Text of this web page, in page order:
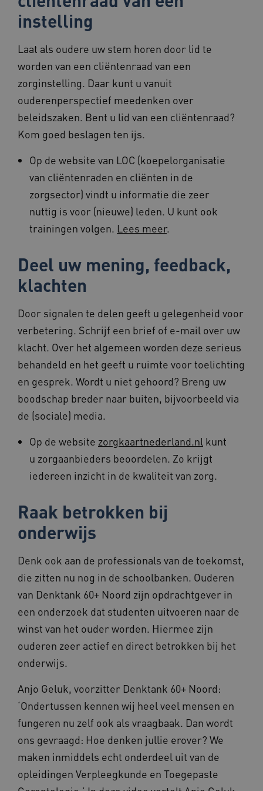
instelling
Laat als oudere uw stem horen door lid te
worden van een cliëntenraad van een
zorginstelling. Daar kunt u vanuit
ouderenperspectief meedenken over
beleidszaken. Bent u lid van een cliëntenraad?
Kom goed beslagen ten ijs.
Op de website van LOC (koepelorganisatie
van cliëntenraden en cliënten in de
zorgsector) vindt u informatie die zeer
nuttig is voor (nieuwe) leden. U kunt ook
trainingen volgen. Lees meer.
Deel uw mening, feedback,
klachten
Door signalen te delen geeft u gelegenheid voor
verbetering. Schrijf een brief of e-mail over uw
klacht. Over het algemeen worden deze serieus
behandeld en het geeft u ruimte voor toelichting
en gesprek. Wordt u niet gehoord? Breng uw
boodschap breder naar buiten, bijvoorbeeld via
de (sociale) media.
Op de website zorgkaartnederland.nl kunt
u zorgaanbieders beoordelen. Zo krijgt
iedereen inzicht in de kwaliteit van zorg.
Raak betrokken bij
onderwijs
Denk ook aan de professionals van de toekomst,
die zitten nu nog in de schoolbanken. Ouderen
van Denktank 60+ Noord zijn opdrachtgever in
een onderzoek dat studenten uitvoeren naar de
winst van het ouder worden. Hiermee zijn
ouderen zeer actief en direct betrokken bij het
onderwijs.
Anjo Geluk, voorzitter Denktank 60+ Noord:
‘Ondertussen kennen wij heel veel mensen en
fungeren nu zelf ook als vraagbaak. Dan wordt
ons gevraagd: Hoe denken jullie erover? We
maken inmiddels echt onderdeel uit van de
opleidingen Verpleegkunde en Toegepaste
AWSALBCORS
Amazon.com Inc.
__Secure-ROLLOUT_TOKEN .youtube.com
x-ms-routing-name
.www.beteroud.nl
www.beteroud.nl
VISITOR_PRIVACY_METADATA
YouTube
.youtube.com
5
Corporation
ga_session_duration
AWSALBCORS
Amazon.com Inc.
f765.beteroud.nl